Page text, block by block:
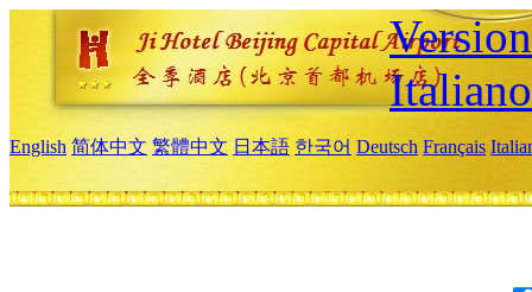
Italiano
English 简体中文 繁體中文 日本語 한국어 Deutsch Français